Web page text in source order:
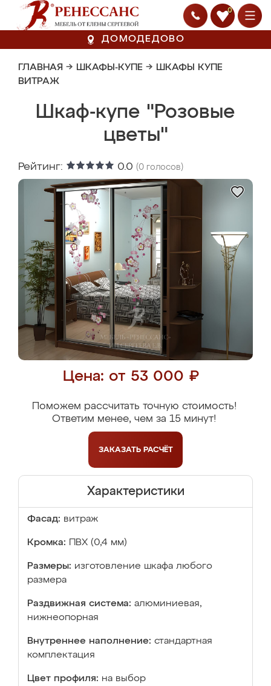
0
ДОМОДЕДОВО
ГЛАВНАЯ → ШКАФЫ-КУПЕ → ШКАФЫ КУПЕ
ВИТРАЖ
Шкаф-купе "Розовые
цветы"
Рейтинг: 0.0 (0 голосов)
Цена: от 53 000 ₽
Поможем рассчитать точную стоимость!
Ответим менее, чем за 15 минут!
ЗАКАЗАТЬ РАСЧЁТ
Характеристики
Фасад: витраж
Кромка: ПВХ (0,4 мм)
Размеры: изготовление шкафа любого
размера
Раздвижная система: алюминиевая,
нижнеопорная
Внутреннее наполнение: стандартная
комплектация
Цвет профиля: на выбор